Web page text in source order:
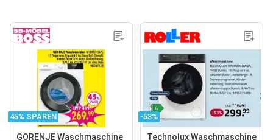
45% SPAREN
GORENJE Waschmaschine
-53%
Technolux Waschmaschine